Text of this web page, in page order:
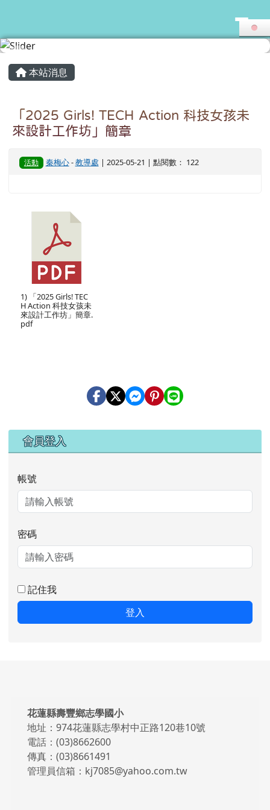
主內容區域
本站消息
「2025 Girls! TECH Action 科技女孩未
來設計工作坊」簡章
活動 秦梅心-教導處 | 2025-05-21 | 點閱數： 122
1) 「2025 Girls! TEC
H Action 科技女孩未
來設計工作坊」簡章.
pdf
右邊區域內容
會員登入
帳號
密碼
記住我
登入
頁尾區域
頁尾區域內容
花蓮縣壽豐鄉志學國小
地址：974花蓮縣志學村中正路120巷10號
電話：(03)8662600
傳真：(03)8661491
管理員信箱：kj7085@yahoo.com.tw